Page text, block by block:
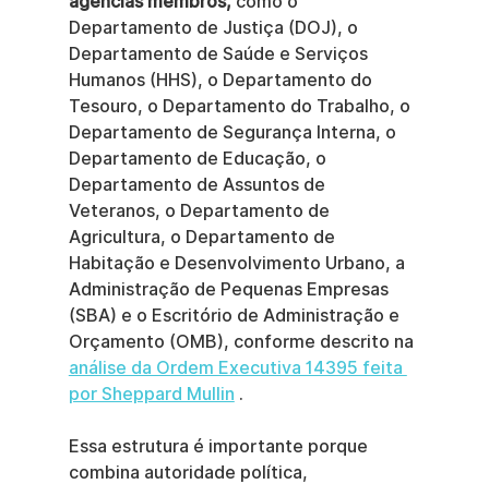
Departamento de Justiça (DOJ), o
Departamento de Saúde e Serviços
Humanos (HHS), o Departamento do
Tesouro, o Departamento do Trabalho, o
Departamento de Segurança Interna, o
Departamento de Educação, o
Departamento de Assuntos de
Veteranos, o Departamento de
Agricultura, o Departamento de
Habitação e Desenvolvimento Urbano, a
Administração de Pequenas Empresas
(SBA) e o Escritório de Administração e
Orçamento (OMB), conforme descrito na
análise da Ordem Executiva 14395 feita
por Sheppard Mullin .
Essa estrutura é importante porque
combina autoridade política,